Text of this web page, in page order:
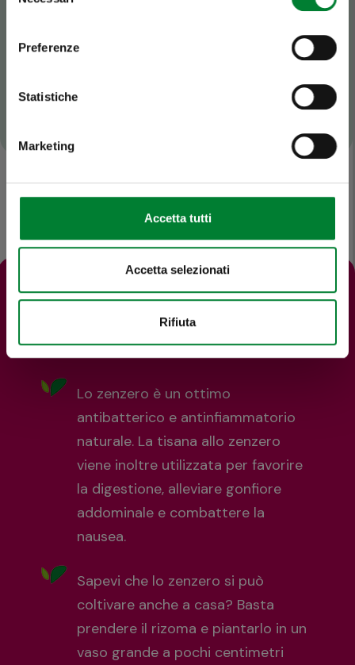
Preferenze
Statistiche
Marketing
Accetta tutti
Accetta selezionati
Rifiuta
Curiosità
Lo zenzero è un ottimo
antibatterico e antinfiammatorio
naturale. La tisana allo zenzero
viene inoltre utilizzata per favorire
la digestione, alleviare gonfiore
addominale e combattere la
nausea.
Sapevi che lo zenzero si può
coltivare anche a casa? Basta
prendere il rizoma e piantarlo in un
vaso grande a pochi centimetri